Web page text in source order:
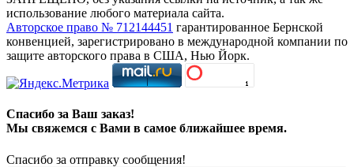
использование любого материала сайта.
Авторское право № 712144451 гарантированное Бернской
конвенцией, зарегистрировано в международной компании по
защите авторского права в США, Нью Йорк.
Спасибо за Ваш заказ!
Мы свяжемся с Вами в самое ближайшее время.
Спасибо за отправку сообщения!